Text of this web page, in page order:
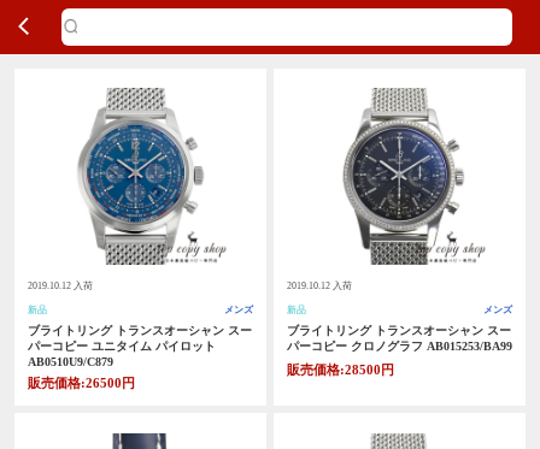
2019.10.12 入荷
新品 メンズ
ブライトリング トランスオーシャン スー
パーコピー ユニタイム パイロット
AB0510U9/C879
販売価格:26500円
2019.10.12 入荷
新品 メンズ
ブライトリング トランスオーシャン スー
パーコピー クロノグラフ AB015253/BA99
販売価格:28500円